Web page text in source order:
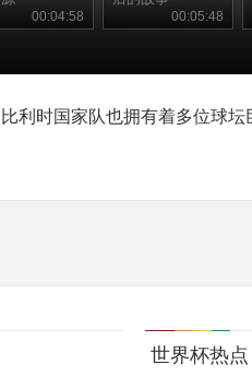
00:04:58 00:05:48
利时国家队也拥有着多位球坛
世界杯热点